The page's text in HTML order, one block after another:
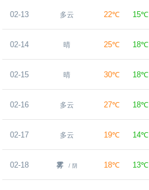
02-13 多云 22℃ 15℃
02-14 晴 25℃ 18℃
02-15 晴 30℃ 18℃
02-16 多云 27℃ 18℃
02-17 多云 19℃ 14℃
02-18 雾 / 阴 18℃ 13℃